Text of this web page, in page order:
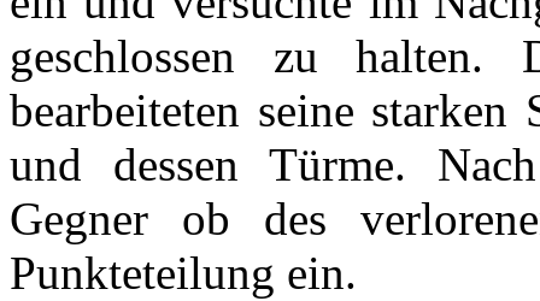
geschlossen zu
bearbeiteten seine
und dessen Türme.
Gegner ob des
Punkteteilung ein.